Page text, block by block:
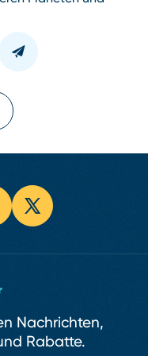
Nachrichten,
Rabatte.